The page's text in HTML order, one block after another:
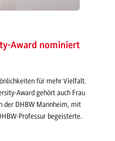
Award nominiert
für mehr Vielfalt.
Award gehört auch Frau
der DHBW Mannheim, mit
Professur begeisterte.